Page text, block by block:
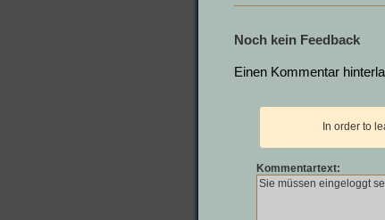
Noch kein Feedback
Einen Kommentar
In order to
Kommentartext: